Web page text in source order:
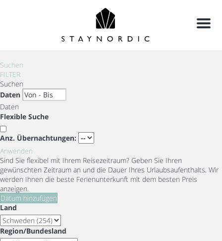
Menu
Suchen
FILTER
Suchen
Daten
Daten
Flexible Suche
Anz. Übernachtungen:
Anwenden
Sind Sie flexibel mit Ihrem Reisezeitraum? Geben Sie Ihren
gewünschten Zeitraum an und die Dauer Ihres Urlaubsaufenthalts. Wir
werden Ihnen die beste Ferienunterkunft mit dem besten Preis
anzeigen.
Datum hinzufügen
Land
Region/Bundesland